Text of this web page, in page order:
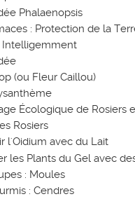
Phalaenopsis
: Protection de la
Intelligemment
(ou Fleur Caillou)
Écologique de Rosiers
Rosiers
l'Oidium avec du Lait
les Plants du Gel avec
: Moules
: Cendres